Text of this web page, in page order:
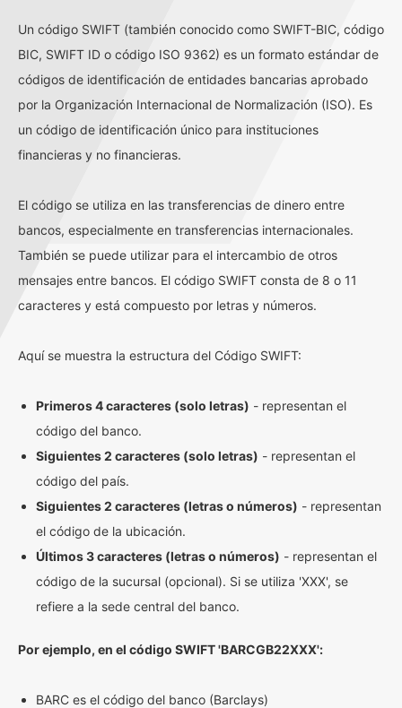
Un código SWIFT (también conocido como SWIFT-BIC, código
BIC, SWIFT ID o código ISO 9362) es un formato estándar de
códigos de identificación de entidades bancarias aprobado
por la Organización Internacional de Normalización (ISO). Es
un código de identificación único para instituciones
financieras y no financieras.
El código se utiliza en las transferencias de dinero entre
bancos, especialmente en transferencias internacionales.
También se puede utilizar para el intercambio de otros
mensajes entre bancos. El código SWIFT consta de 8 o 11
caracteres y está compuesto por letras y números.
Aquí se muestra la estructura del Código SWIFT:
Primeros 4 caracteres (solo letras) - representan el
código del banco.
Siguientes 2 caracteres (solo letras) - representan el
código del país.
Siguientes 2 caracteres (letras o números) - representan
el código de la ubicación.
Últimos 3 caracteres (letras o números) - representan el
código de la sucursal (opcional). Si se utiliza 'XXX', se
refiere a la sede central del banco.
Por ejemplo, en el código SWIFT 'BARCGB22XXX':
BARC es el código del banco (Barclays)